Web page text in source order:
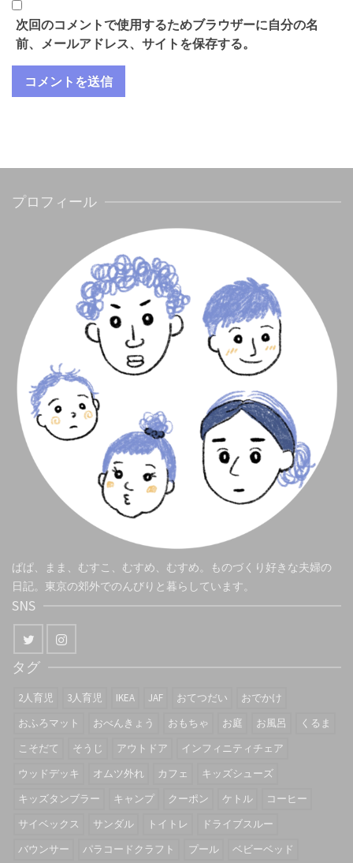
次回のコメントで使用するためブラウザーに自分の名
前、メールアドレス、サイトを保存する。
プロフィール
ぱぱ、まま、むすこ、むすめ、むすめ。ものづくり好きな夫婦の
日記。東京の郊外でのんびりと暮らしています。
SNS
タグ
2人育児 3人育児 IKEA JAF おてつだい
おでかけ
おふろマット
おべんきょう おもちゃ お庭 お風呂
くるま
こそだて
そうじ アウトドア
インフィニティチェア
ウッドデッキ
オムツ外れ カフェ
キッズシューズ
キッズタンブラー
キャンプ クーポン ケトル
コーヒー
サイベックス
サンダル トイトレ
ドライブスルー
バウンサー
パラコードクラフト プール ベビーベッド